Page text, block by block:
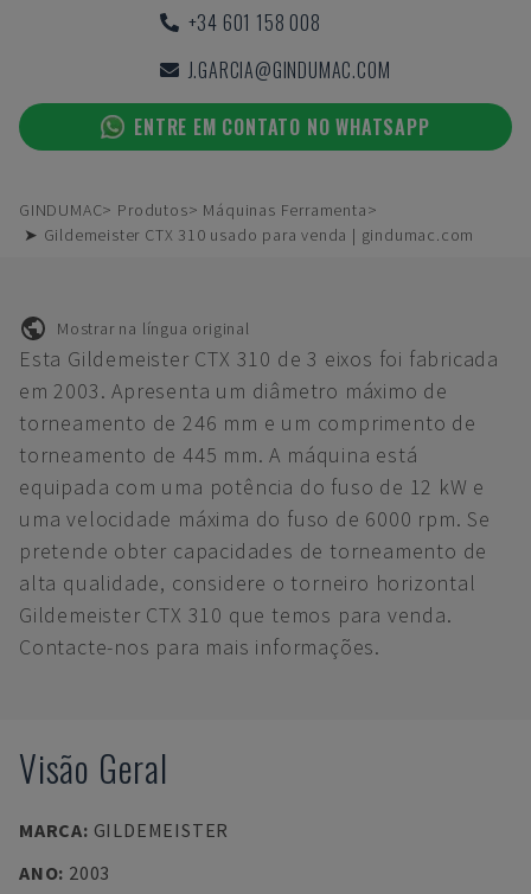
+34 601 158 008
J.GARCIA@GINDUMAC.COM
ENTRE EM CONTATO NO WHATSAPP
GINDUMAC Produtos
Máquinas Ferramenta
➤ Gildemeister CTX 310 usado para venda | gindumac.com
Mostrar na língua original
Esta Gildemeister CTX 310 de 3 eixos foi fabricada
em 2003. Apresenta um diâmetro máximo de
torneamento de 246 mm e um comprimento de
torneamento de 445 mm. A máquina está
equipada com uma potência do fuso de 12 kW e
uma velocidade máxima do fuso de 6000 rpm. Se
pretende obter capacidades de torneamento de
alta qualidade, considere o torneiro horizontal
Gildemeister CTX 310 que temos para venda.
Contacte-nos para mais informações.
Visão Geral
MARCA: GILDEMEISTER
ANO: 2003